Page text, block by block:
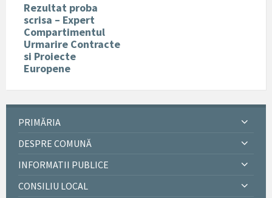
Rezultat proba
scrisa – Expert
Compartimentul
Urmarire Contracte
si Proiecte
Europene
PRIMĂRIA
DESPRE COMUNĂ
INFORMATII PUBLICE
CONSILIU LOCAL